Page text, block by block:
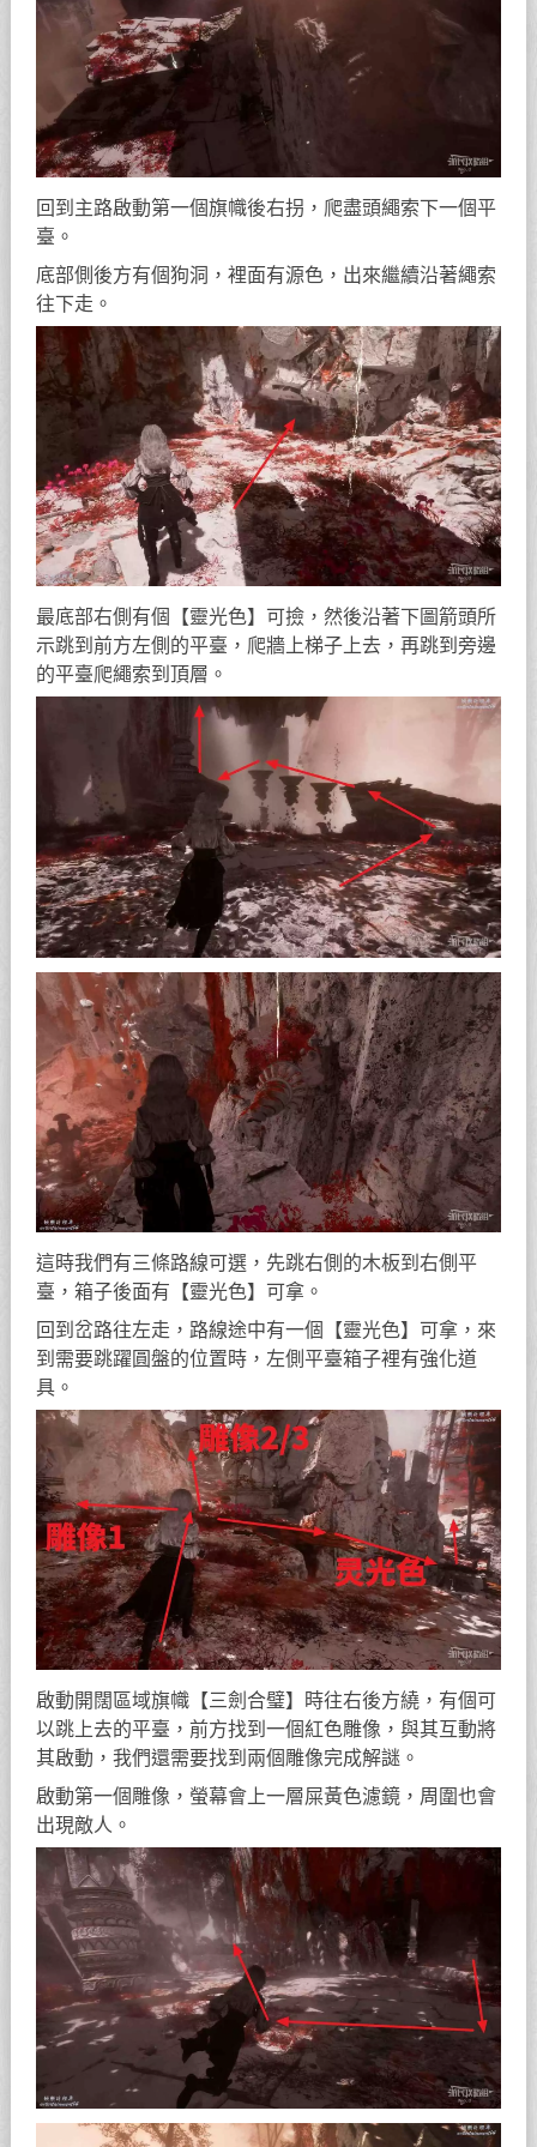
回到主路啟動第一個旗幟後右拐，爬盡頭繩索下一個平
臺。
底部側後方有個狗洞，裡面有源色，出來繼續沿著繩索
往下走。
最底部右側有個【靈光色】可撿，然後沿著下圖箭頭所
示跳到前方左側的平臺，爬牆上梯子上去，再跳到旁邊
的平臺爬繩索到頂層。
這時我們有三條路線可選，先跳右側的木板到右側平
臺，箱子後面有【靈光色】可拿。
回到岔路往左走，路線途中有一個【靈光色】可拿，來
到需要跳躍圓盤的位置時，左側平臺箱子裡有強化道
具。
啟動開闊區域旗幟【三劍合璧】時往右後方繞，有個可
以跳上去的平臺，前方找到一個紅色雕像，與其互動將
其啟動，我們還需要找到兩個雕像完成解謎。
啟動第一個雕像，螢幕會上一層屎黃色濾鏡，周圍也會
出現敵人。